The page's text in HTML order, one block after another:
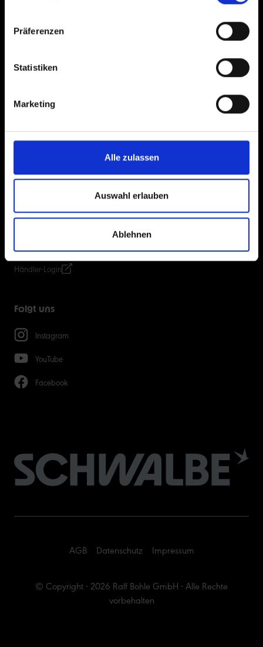
Präferenzen
Statistiken
Marketing
Alle zulassen
Auswahl erlauben
Ablehnen
Luftdruckrechner
Kataloge
Information zur Barrierefreiheit
Über uns
Daten & Zahlen
Recyclingsystem
Schwalbe LAB
Händler-Login
Folgt uns
Instagram
YouTube
Facebook
© Copyright - 2026 Ralf Bohle GmbH - Alle Rechte
vorbehalten
AGB Datenschutz Impressum